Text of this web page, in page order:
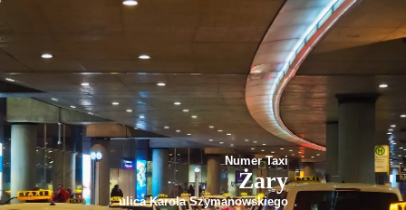
Numer Taxi
Żary
ulica Karola Szymanowskiego